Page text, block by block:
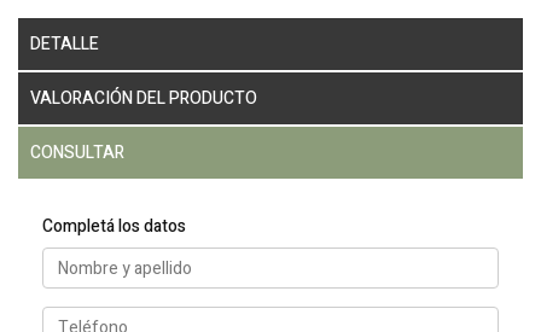
DETALLE
VALORACIÓN DEL PRODUCTO
CONSULTAR
Completá los datos